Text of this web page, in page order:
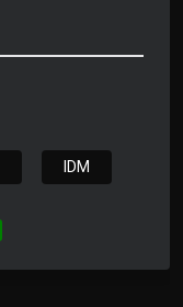
IDM